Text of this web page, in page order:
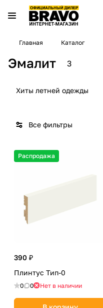
Главная Каталог
Эмалит 3
Хиты летней одежды
Все фильтры
Распродажа
390 ₽
Плинтус Тип-0
0 0 Нет в наличии